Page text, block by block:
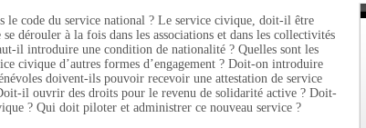
le code du service national ? Le service civique, doit-il être
dérouler à la fois dans les associations et dans les collectivités
il introduire une condition de nationalité ? Quelles sont les
civique d’autres formes d’engagement ? Doit-on introduire
doivent-ils pouvoir recevoir une attestation de service
il ouvrir des droits pour le revenu de solidarité active ? Doit-
? Qui doit piloter et administrer ce nouveau service ?